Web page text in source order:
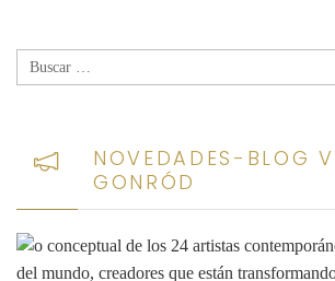
Buscar:
NOVEDADES-BLOG
GONRÓD